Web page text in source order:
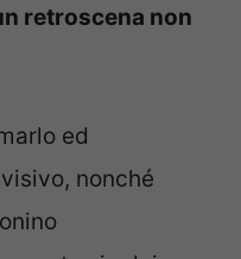
retroscena non
ed
nonché